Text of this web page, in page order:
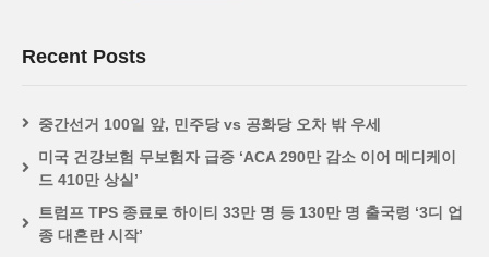
Recent Posts
중간선거 100일 앞, 민주당 vs 공화당 오차 밖 우세
미국 건강보험 무보험자 급증 ‘ACA 290만 감소 이어 메디케이
드 410만 상실’
트럼프 TPS 종료로 하이티 33만 명 등 130만 명 출국령 ‘3디 업
종 대혼란 시작’